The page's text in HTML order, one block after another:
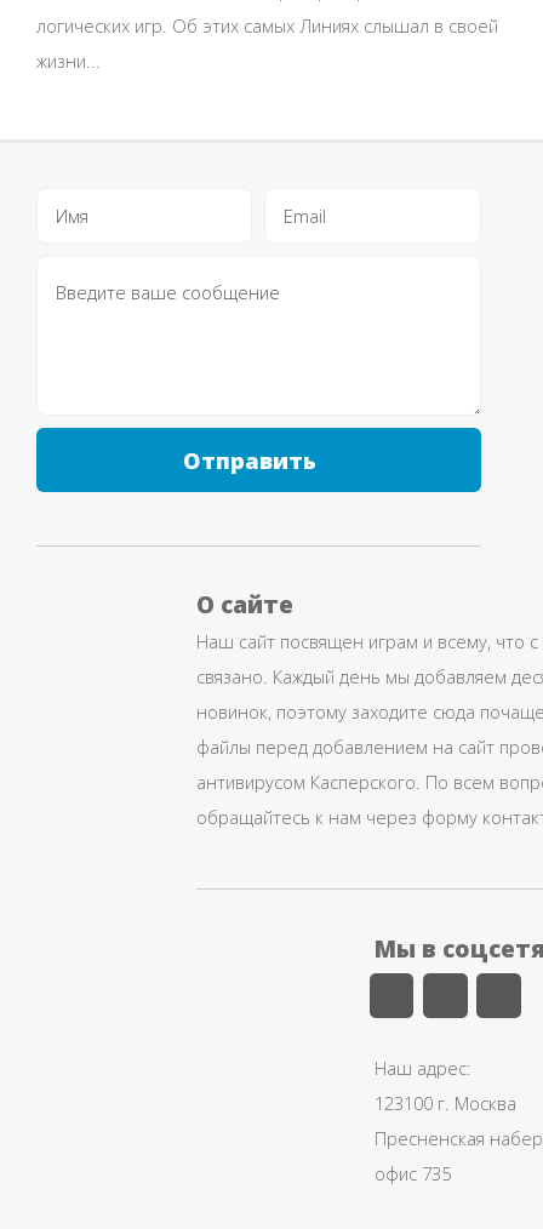
логических игр. Об этих самых Линиях слышал в своей
жизни...
Отправить
О сайте
Наш сайт посвящен играм и всему, что
связано. Каждый день мы добавляем
новинок, поэтому заходите сюда
файлы перед добавлением на сайт
антивирусом Касперского. По всем
обращайтесь к нам через форму
Мы в
Наш адрес:
123100 г. Москва
Пресненская
офис 735